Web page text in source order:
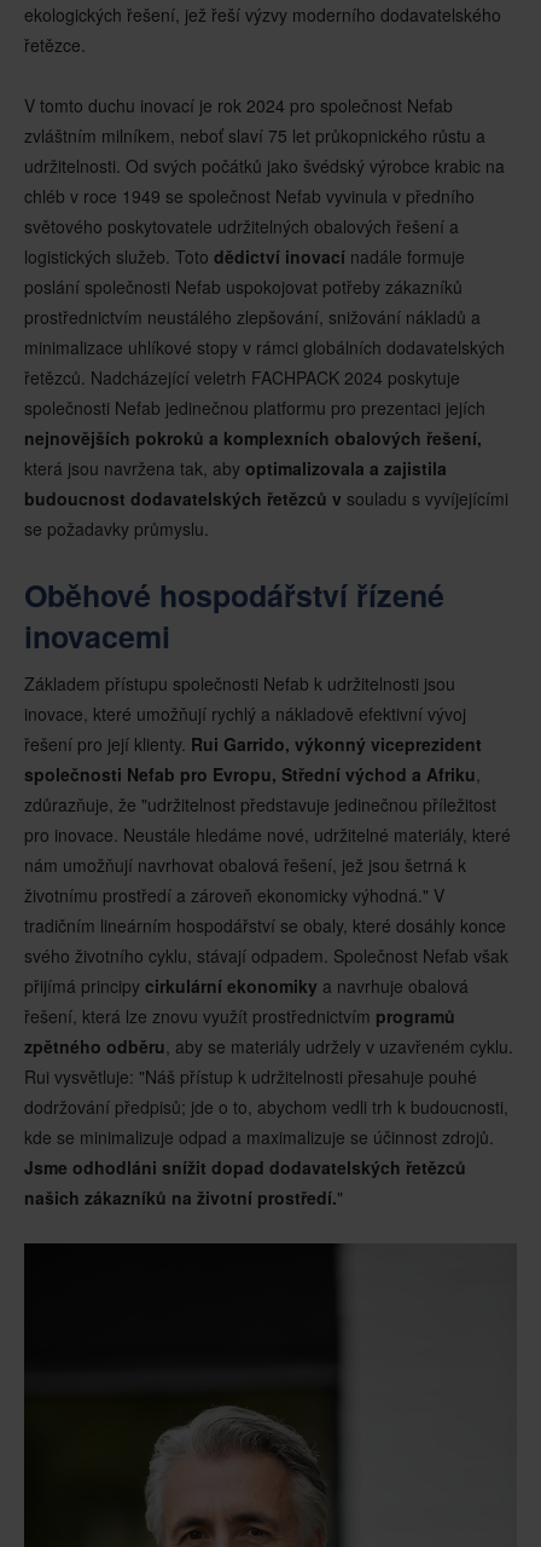
ekologických řešení, jež řeší výzvy moderního dodavatelského
řetězce.
V tomto duchu inovací je rok 2024 pro společnost Nefab
zvláštním milníkem, neboť slaví 75 let průkopnického růstu a
udržitelnosti. Od svých počátků jako švédský výrobce krabic na
chléb v roce 1949 se společnost Nefab vyvinula v předního
světového poskytovatele udržitelných obalových řešení a
logistických služeb. Toto dědictví inovací nadále formuje
poslání společnosti Nefab uspokojovat potřeby zákazníků
prostřednictvím neustálého zlepšování, snižování nákladů a
minimalizace uhlíkové stopy v rámci globálních dodavatelských
řetězců. Nadcházející veletrh FACHPACK 2024 poskytuje
společnosti Nefab jedinečnou platformu pro prezentaci jejích
nejnovějších pokroků a komplexních obalových řešení,
která jsou navržena tak, aby optimalizovala a zajistila
budoucnost dodavatelských řetězců v souladu s vyvíjejícími
se požadavky průmyslu.
Oběhové hospodářství řízené
inovacemi
Základem přístupu společnosti Nefab k udržitelnosti jsou
inovace, které umožňují rychlý a nákladově efektivní vývoj
řešení pro její klienty. Rui Garrido, výkonný viceprezident
společnosti Nefab pro Evropu, Střední východ a Afriku
zdůrazňuje, že "udržitelnost představuje jedinečnou příležitost
pro inovace. Neustále hledáme nové, udržitelné materiály, které
nám umožňují navrhovat obalová řešení, jež jsou šetrná k
životnímu prostředí a zároveň ekonomicky výhodná." V
tradičním lineárním hospodářství se obaly, které dosáhly konce
svého životního cyklu, stávají odpadem. Společnost Nefab však
přijímá principy cirkulární ekonomiky a navrhuje obalová
řešení, která lze znovu využít prostřednictvím programů
zpětného odběru , aby se materiály udržely v uzavřeném cyklu.
Rui vysvětluje: "Náš přístup k udržitelnosti přesahuje pouhé
dodržování předpisů; jde o to, abychom vedli trh k budoucnosti,
kde se minimalizuje odpad a maximalizuje se účinnost zdrojů.
Jsme odhodláni snížit dopad dodavatelských řetězců
našich zákazníků na životní prostředí."